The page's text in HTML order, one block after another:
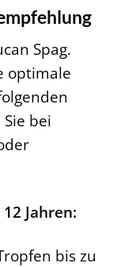
Spag.
optimale
bei
Jahren:
bis zu